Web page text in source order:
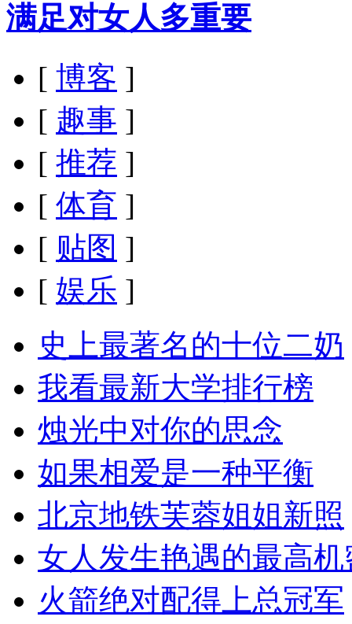
满足对女人多重要
[ 博客 ]
[ 趣事 ]
[ 推荐 ]
[ 体育 ]
[ 贴图 ]
[ 娱乐 ]
史上最著名的十位二奶
我看最新大学排行榜
烛光中对你的思念
如果相爱是一种平衡
北京地铁芙蓉姐姐新照
女人发生艳遇的最高机
火箭绝对配得上总冠军